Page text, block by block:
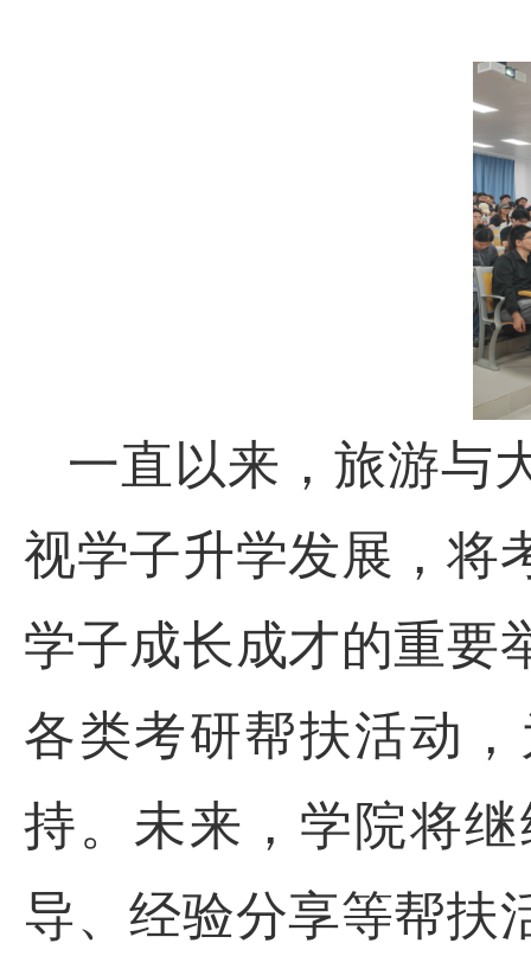
一直以来，旅游与
视学子升学发展，将
学子成长成才的重要
各类考研帮扶活动
持。未来，学院将
导、经验分享等帮扶